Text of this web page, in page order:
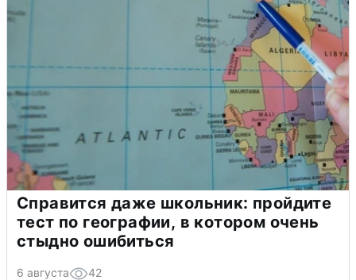
Справится даже школьник: пройдите
тест по географии, в котором очень
стыдно ошибиться
6 августа 42